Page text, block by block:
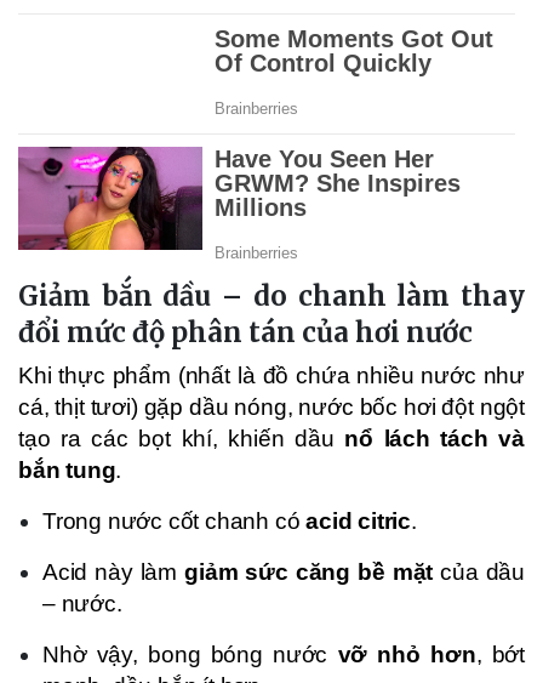
Giảm bắn dầu – do chanh làm thay
đổi mức độ phân tán của hơi nước
Khi thực phẩm (nhất là đồ chứa nhiều nước như
cá, thịt tươi) gặp dầu nóng, nước bốc hơi đột ngột
tạo ra các bọt khí, khiến dầu nổ lách tách và
bắn tung.
Trong nước cốt chanh cóacid citric.
Acid này làmgiảm sức căng bề mặt của dầu
– nước.
Nhờ vậy, bong bóng nước vỡ nhỏ hơn, bớt